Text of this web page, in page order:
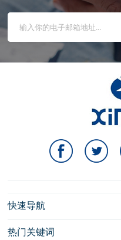
快速导航
热门关键词